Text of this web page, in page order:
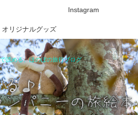
読める、ほのぼの旅行ブログ
Instagram
オリジナルグッズ